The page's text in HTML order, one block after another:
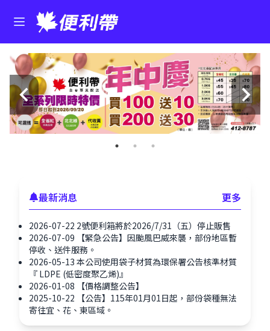
最新消息 更多
2026-07-22 2號便利箱將於2026/7/31（五）停止販售
2026-07-09
【緊急公告】因颱風巴威來襲，部份地區暫
停收、送件服務。
2026-05-13 本公司使用袋子材質為環保署公告核準材質
『 LDPE (低密度聚乙烯)』
2026-01-08
【價格調整公告】
2025-10-22
【公告】115年01月01日起，部份袋種無法
寄往宜、花、東區域。